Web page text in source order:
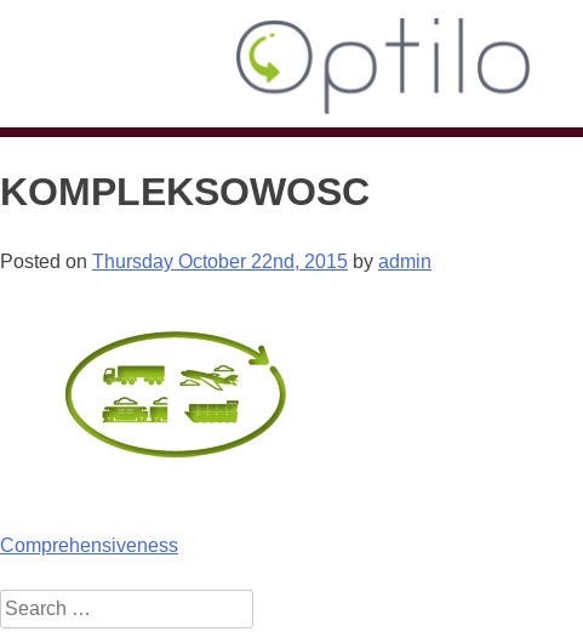
KOMPLEKSOWOSC
Posted on Thursday October 22nd, 2015 by admin
Post
navigation
Comprehensiveness
Search
for: